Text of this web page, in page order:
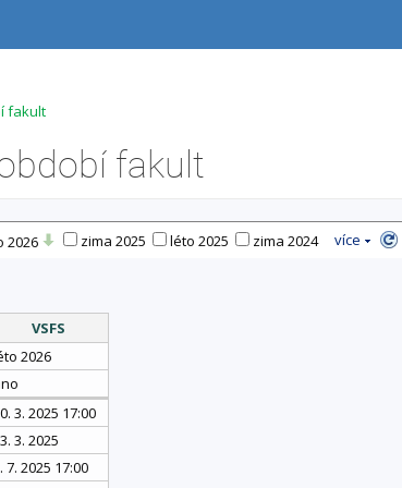
fakult
fakult
2026 zima 2025 léto 2025 zima 2024 více
VSFS
2026
3. 2025 17:00
3. 2025
7. 2025 17:00